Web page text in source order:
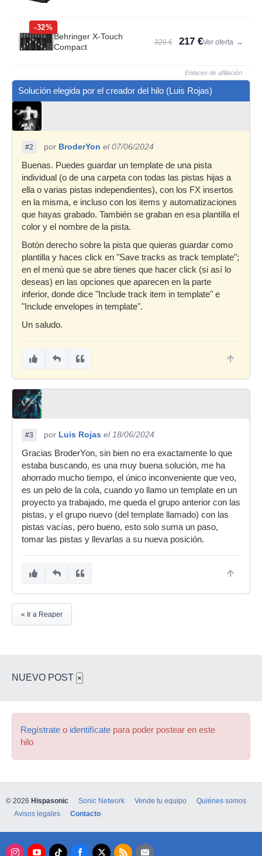
-32%
Behringer X-Touch
Compact
320 € 217 €Ver oferta →
Enlaces de afiliación
Solución elegida por el creador del hilo (Luis Rojas)
#2 por BroderYon el 07/06/2024
Buenas. Puedes guardar un template de una pista
individual (o de una carpeta con todas las pistas hijas a
ella o varias pistas independientes), con los FX insertos
en la misma, e incluso con los items y automatizaciones
que hayas grabado. También se graban en esa plantilla el
color y el nombre de la pista.
Botón derecho sobre la pista que quieras guardar como
plantilla y haces click en "Save tracks as track template";
en el menú que se abre tienes que hacer click (si así lo
deseas) en las opciones que aparecen en la parte
inferior, donde dice "Include track item in template" e
"Include envelopes in template".
Un saludo.
#3 por Luis Rojas el 18/06/2024
Gracias BroderYon, sin bien no era exactamente lo que
estaba buscando, es una muy buena solución, me ha
ahorrado mucho tiempo, el único inconveniente que veo,
es un pelo de la cola, cuando yo llamo un template en un
proyecto ya trabajado, me queda el grupo anterior con las
pistas, y el grupo nuevo (del template llamado) con las
pistas vacías, pero bueno, esto solo suma un paso,
tomar las pistas y llevarlas a su nueva posición.
« Ir a Reaper
NUEVO POST ×
Regístrate o identifícate para poder postear en este
hilo
© 2026 Hispasonic Sonic Network Vende tu equipo
Quiénes somos
Avisos legales
Contacto